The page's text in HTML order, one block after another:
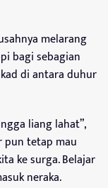
melarang
bagi sebagian
di antara duhur
liang lahat”,
pun tetap mau
ke surga. Belajar
neraka.